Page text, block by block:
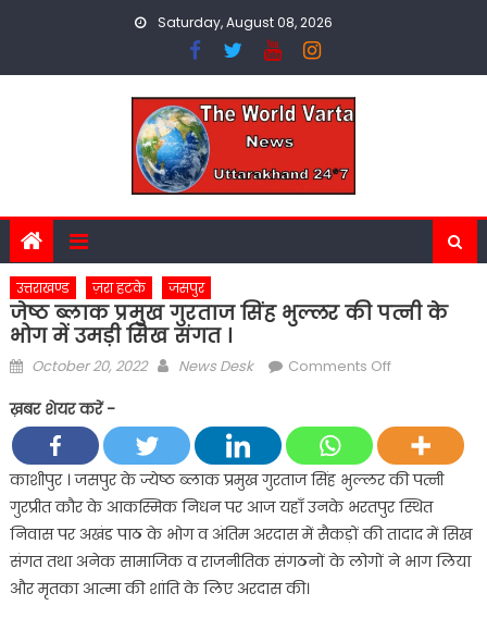
Saturday, August 08, 2026
उत्तराखण्ड ज़रा हटके जसपुर
जेष्ठ ब्लाक प्रमुख गुरताज सिंह भुल्लर की पत्नी के
भोग में उमड़ी सिख संगत ।
Posted
October 20, 2022 Author
News Desk Comments Offon
प्रमुख
गुरताज
सिंह
भुल्लर
की
पत्नी
ख़बर शेयर करें -
काशीपुर । जसपुर के ज्येष्ठ ब्लाक प्रमुख गुरताज सिंह भुल्लर की पत्नी
गुरप्रीत कौर के आकस्मिक निधन पर आज यहाँ उनके भरतपुर स्थित
निवास पर अखंड पाठ के भोग व अंतिम अरदास में सैकड़ों की तादाद में सिख
संगत तथा अनेक सामाजिक व राजनीतिक संगठनों के लोगों ने भाग लिया
और मृतका आत्मा की शांति के लिए अरदास की।